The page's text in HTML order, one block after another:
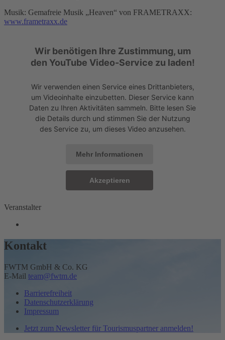
Musik: Gemafreie Musik „Heaven“ von FRAMETRAXX:
www.frametraxx.de
Wir benötigen Ihre Zustimmung, um
den YouTube Video-Service zu laden!
Wir verwenden einen Service eines Drittanbieters,
um Videoinhalte einzubetten. Dieser Service kann
Daten zu Ihren Aktivitäten sammeln. Bitte lesen Sie
die Details durch und stimmen Sie der Nutzung
des Service zu, um dieses Video anzusehen.
Mehr Informationen
Akzeptieren
Veranstalter
Kontakt
FWTM GmbH & Co. KG
E-Mail team@fwtm.de
Barrierefreiheit
Datenschutzerklärung
Impressum
Jetzt zum Newsletter für Tourismuspartner anmelden!